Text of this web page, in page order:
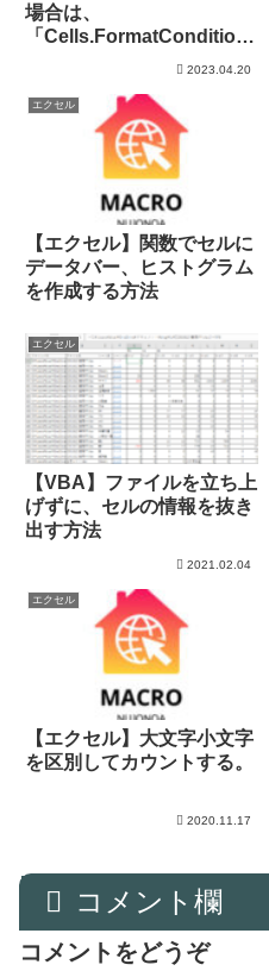
場合は、
「Cells.FormatCondition
2023.04.20
エクセル
【エクセル】関数でセルに
データバー、ヒストグラム
を作成する方法
エクセル
【VBA】ファイルを立ち上
げずに、セルの情報を抜き
出す方法
2021.02.04
エクセル
【エクセル】大文字小文字
を区別してカウントする。
2020.11.17
コメント欄
コメントをどうぞ